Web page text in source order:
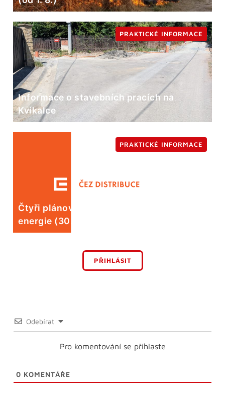
Informace o stavebních pracích na
Kvíkalce
PRAKTICKÉ INFORMACE
Čtyři plánované odstávky elektrické
energie (30. 7.)
PRAKTICKÉ INFORMACE
PŘIHLÁSIT
Odebírat
Pro komentování se přihlaste
0 KOMENTÁŘE